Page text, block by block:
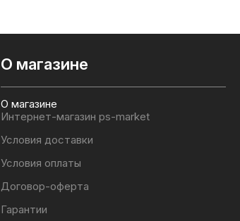
О магазине
О магазине
Интернет-магазин ps-market
Условия доставки
Условия оплаты
Договор-оферта
Гарантии